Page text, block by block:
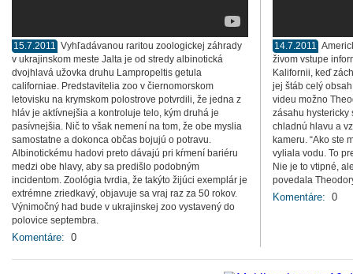
15.7.2011 Vyhľadávanou raritou zoologickej záhrady
v ukrajinskom meste Jalta je od stredy albinotická
dvojhlavá užovka druhu Lampropeltis getula
californiae. Predstavitelia zoo v čiernomorskom
letovisku na krymskom polostrove potvrdili, že jedna z
hláv je aktívnejšia a kontroluje telo, kým druhá je
pasívnejšia. Nič to však nemení na tom, že obe myslia
samostatne a dokonca občas bojujú o potravu.
Albinotickému hadovi preto dávajú pri kŕmení bariéru
medzi obe hlavy, aby sa predišlo podobným
incidentom. Zoológia tvrdia, že takýto žijúci exemplár je
extrémne zriedkavý, objavuje sa vraj raz za 50 rokov.
Výnimočný had bude v ukrajinskej zoo vystavený do
polovice septembra.
Komentáre: 0
14.7.2011
živom vstupe
Kalifornii, keď
jej štáb celý
videu možno
zásahu hystericky
chladnú hlavu a
kameru. “Ako ste
vyliala vodu. To
Nie je to vtipné,
povedala
Komentáre: 0